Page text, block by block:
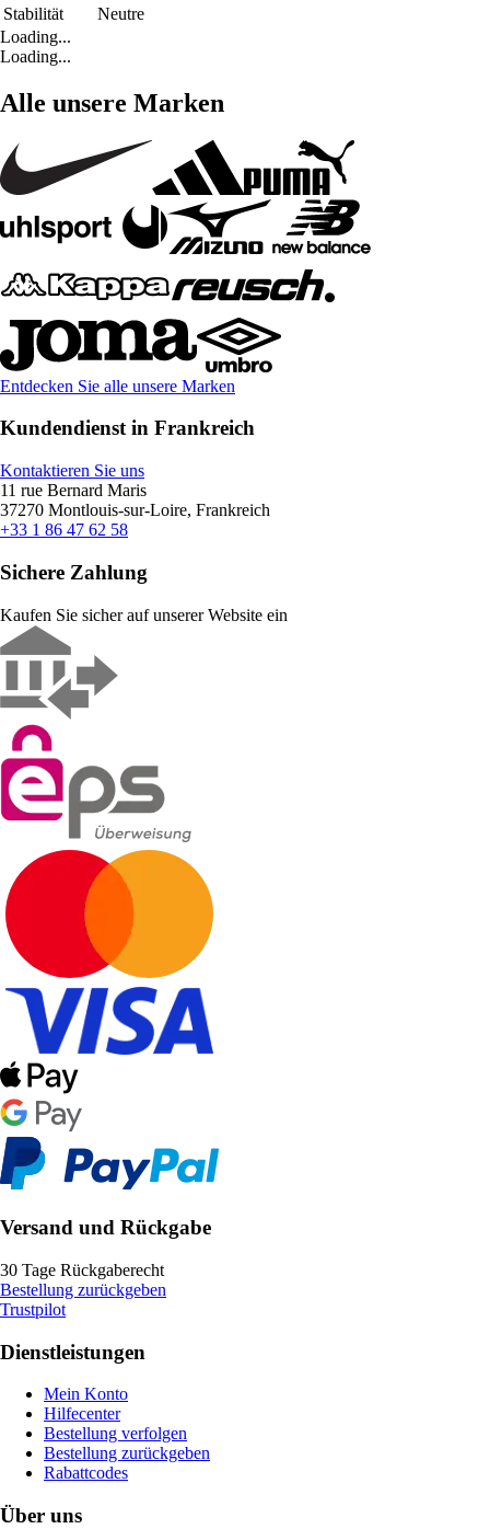
Stabilität
Neutre
Loading...
Loading...
Alle unsere Marken
Entdecken Sie alle unsere Marken
Kundendienst in Frankreich
Kontaktieren Sie uns
11 rue Bernard Maris
37270 Montlouis-sur-Loire, Frankreich
+33 1 86 47 62 58
Sichere Zahlung
Kaufen Sie sicher auf unserer Website ein
Versand und Rückgabe
30 Tage Rückgaberecht
Bestellung zurückgeben
Trustpilot
Dienstleistungen
Mein Konto
Hilfecenter
Bestellung verfolgen
Bestellung zurückgeben
Rabattcodes
Über uns